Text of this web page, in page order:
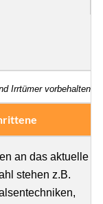
Irrtümer vorbehalten
an das aktuelle
stehen z.B.